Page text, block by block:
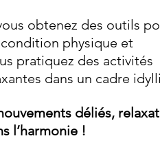
obtenez des outils
physique et
pratiquez des activités
dans un cadre
déliés,
l’harmonie !